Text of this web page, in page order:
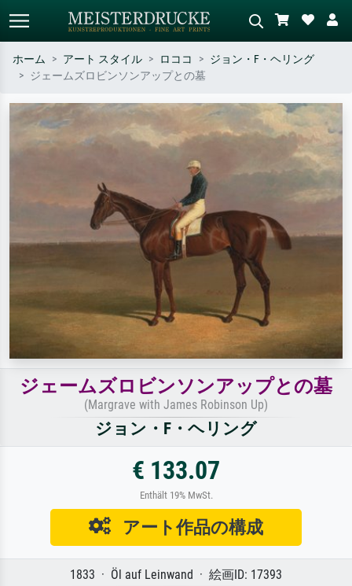
作家名・作品名・スタイルで検索
– 例：モネ、星月夜、印象派、北
斎の波、ヌード。
シーンを説明してください – 例：
緑の草原、赤の多い抽象画、暗い
油絵、木のそばの立ち姿のヌー
ホーム アート スタイル ロココ
ジョン・F・ヘリング
ジェームズロビンソンアップとの墓
ジェームズロビンソンアップとの墓
(Margrave with James Robinson Up)
ジョン・F・ヘリング
€ 133.07
Enthält 19% MwSt.
アート作品の構成
1833 · Öl auf Leinwand · 絵画ID: 17393